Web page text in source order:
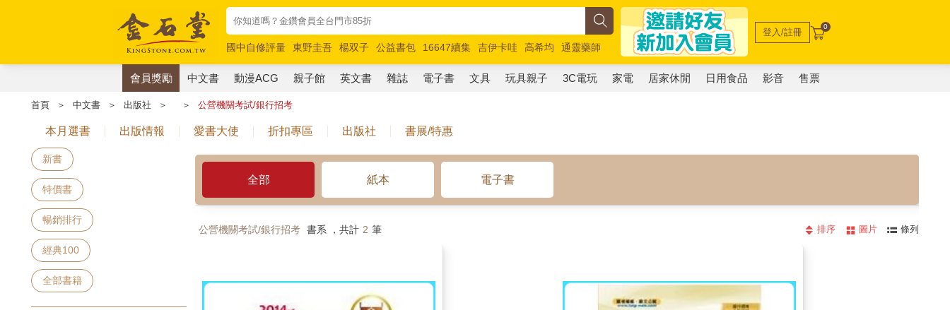
國中自修評量 東野圭吾 楊双子 公益書包 16647續集 吉伊卡哇 高希均
通靈藥師
唯紅花綻放
奧德賽 路邊攤新作 馬斯克 玩具總動員5 超慢跑
登入/註冊 0
會員獎勵 中文書 動漫ACG 親子館 英文書 雜誌 電子書 文具 玩具親子 3C電玩 家電 居家休閒 日用食品 影音 售票
首頁 ＞ 中文書 ＞ 出版社 ＞ ＞ 公營機關考試/銀行招考
本月選書 出版情報 愛書大使 折扣專區 出版社 書展/特惠
新書
特價書
暢銷排行
經典100
全部書籍
全部 紙本 電子書
公營機關考試/銀行招考 書系 ，共計 2 筆 排序 圖片 條列